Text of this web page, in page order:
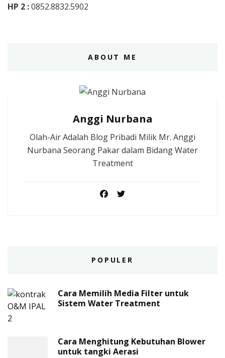
HP 2 :0852.8832.5902
ABOUT ME
Anggi Nurbana
Olah-Air Adalah Blog Pribadi Milik Mr. Anggi
Nurbana Seorang Pakar dalam Bidang Water
Treatment
POPULER
Cara Memilih Media Filter untuk
Sistem Water Treatment
Cara Menghitung Kebutuhan Blower
untuk tangki Aerasi